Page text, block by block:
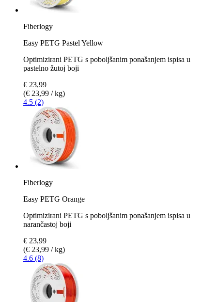
Fiberlogy
Easy PETG Pastel Yellow
Optimizirani PETG s poboljšanim ponašanjem ispisa u
pastelno žutoj boji
€ 23,99
(€ 23,99 / kg)
4.5 (2)
Fiberlogy
Easy PETG Orange
Optimizirani PETG s poboljšanim ponašanjem ispisa u
narančastoj boji
€ 23,99
(€ 23,99 / kg)
4.6 (8)